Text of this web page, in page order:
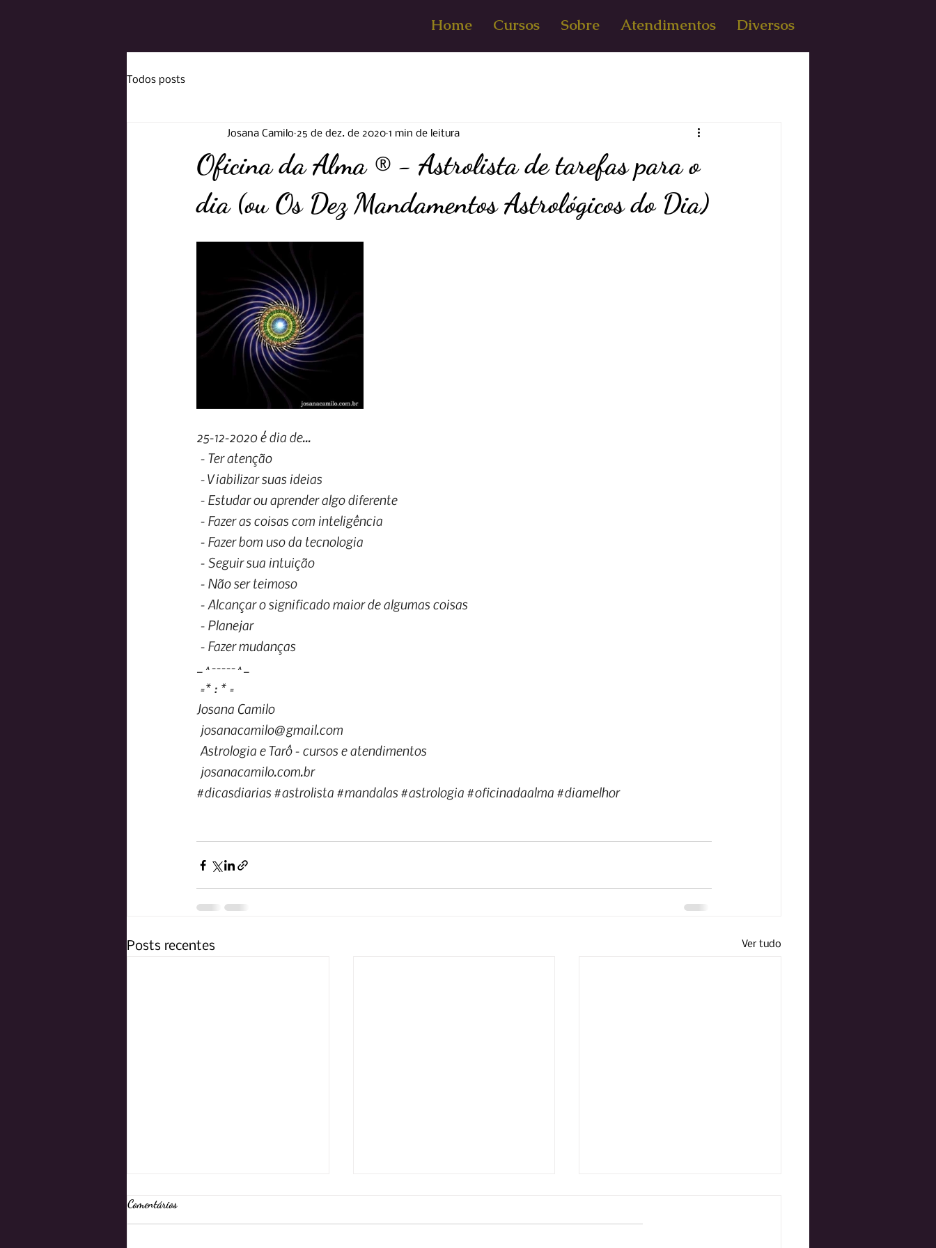
Home Cursos Sobre Atendimentos Diversos
Todos posts
Oficina da Alma ® - Astrolista de tarefas para o
dia (ou Os Dez Mandamentos Astrológicos do Dia)
Josana Camilo 25 de dez. de 2020 1 min de leitura
25-12-2020 é dia de...
- Ter atenção
- Viabilizar suas ideias
- Estudar ou aprender algo diferente
- Fazer as coisas com inteligência
- Fazer bom uso da tecnologia
- Seguir sua intuição
- Não ser teimoso
- Alcançar o significado maior de algumas coisas
- Planejar
- Fazer mudanças
_^-----^_
=* : * =
Josana Camilo
josanacamilo@gmail.com
Astrologia e Tarô - cursos e atendimentos
josanacamilo.com.br
#dicasdiarias #astrolista #mandalas #astrologia #oficinadaalma #diamelhor
Posts recentes Ver tudo
Comentários